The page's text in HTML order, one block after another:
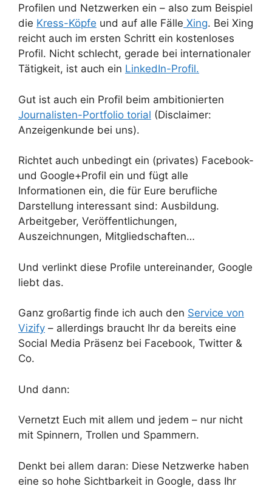
Profilen und Netzwerken ein – also zum Beispiel
die Kress-Köpfe und auf alle Fälle Xing. Bei Xing
reicht auch im ersten Schritt ein kostenloses
Profil. Nicht schlecht, gerade bei internationaler
Tätigkeit, ist auch ein LinkedIn-Profil.
Gut ist auch ein Profil beim ambitionierten
Journalisten-Portfolio torial (Disclaimer:
Anzeigenkunde bei uns).
Richtet auch unbedingt ein (privates) Facebook-
und Google+Profil ein und fügt alle
Informationen ein, die für Eure berufliche
Darstellung interessant sind: Ausbildung.
Arbeitgeber, Veröffentlichungen,
Auszeichnungen, Mitgliedschaften…
Und verlinkt diese Profile untereinander, Google
liebt das.
Ganz großartig finde ich auch den Service von
Vizify – allerdings braucht Ihr da bereits eine
Social Media Präsenz bei Facebook, Twitter &
Co.
Und dann:
Vernetzt Euch mit allem und jedem – nur nicht
mit Spinnern, Trollen und Spammern.
Denkt bei allem daran: Diese Netzwerke haben
eine so hohe Sichtbarkeit in Google, dass Ihr